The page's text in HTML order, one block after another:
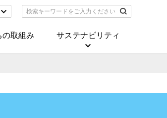
の取組み サステナビリティ